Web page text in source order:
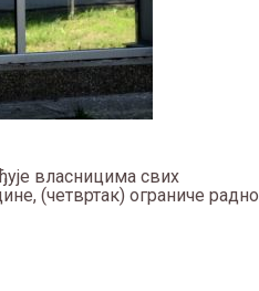
власницима свих
(четвртак) ограниче радно